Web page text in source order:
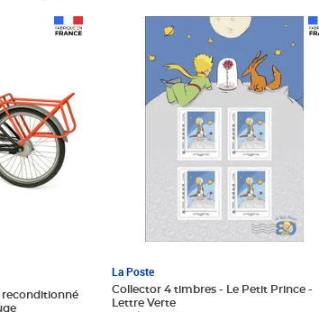
reconditionné
La Poste
Collector 4 timbres - Le Petit Prince -
Lettre Verte
Prix 6,25€ HT